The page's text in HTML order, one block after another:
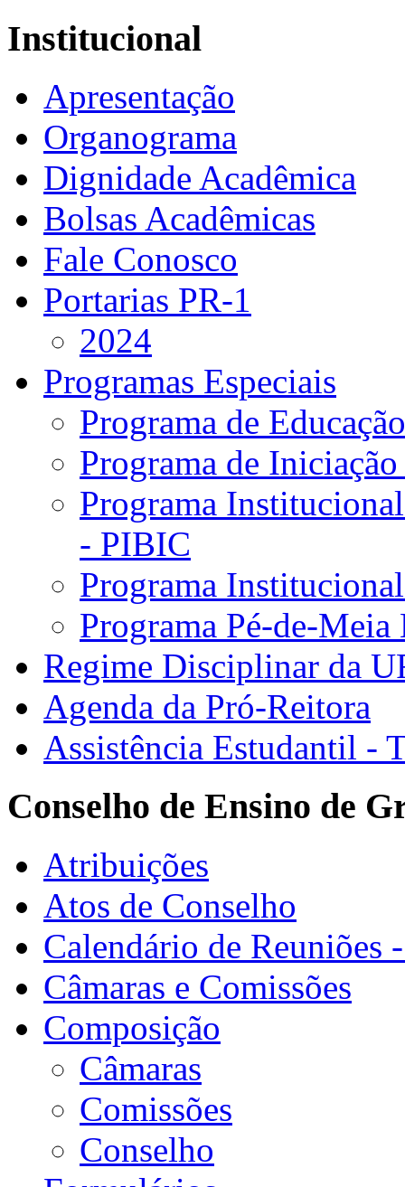
Institucional
Apresentação
Organograma
Dignidade Acadêmica
Bolsas Acadêmicas
Fale Conosco
Portarias PR-1
2024
Programas Especiais
Programa de
Programa de
Programa
- PIBIC
Programa
Programa Pé-de-
Regime Disciplinar da
Agenda da Pró-Reitora
Assistência Estudantil -
Conselho de Ensino de
Atribuições
Atos de Conselho
Calendário de Reuniões
Câmaras e Comissões
Composição
Câmaras
Comissões
Conselho